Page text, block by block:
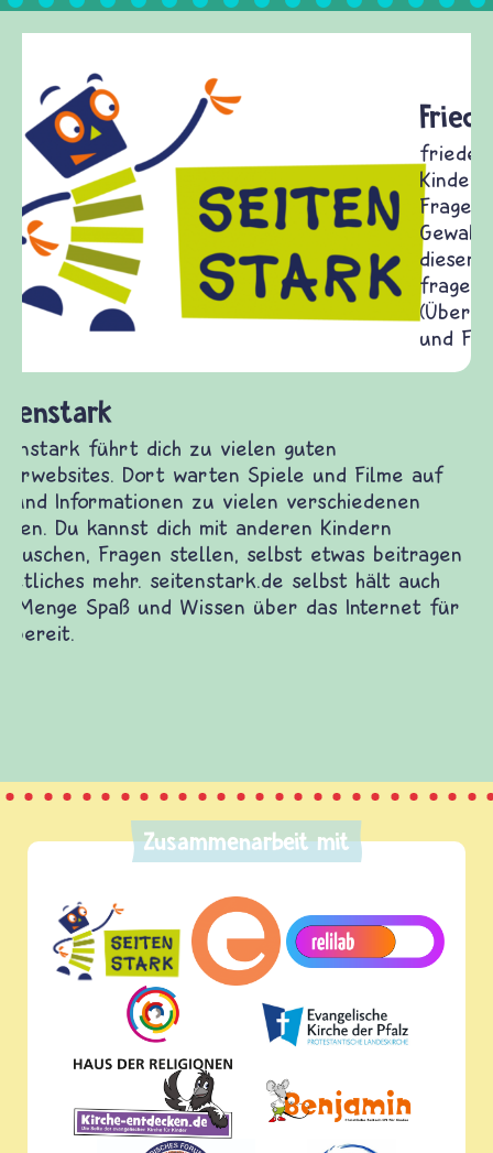
Frieden Fragen
frieden-fragen.de ist ein Internet-Angebot für
Kinder, Eltern und ErzieherInnen das zu
Fragen von Krieg und Frieden, Streit und
Gewalt informiert und einen Austausch zu
diesem Themenbereich ermöglicht. frieden-
fragen.de bietet Antworten auf wichtige
(Über-)Lebensfragen aus den Bereichen Krieg
Zusammenarbeit mit